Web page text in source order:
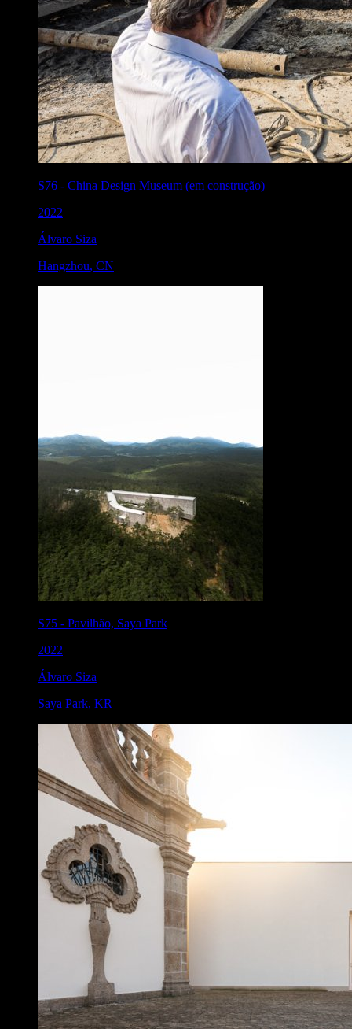
S76 - China Design Museum (em construção)
2022
Álvaro Siza
Hangzhou, CN
S75 - Pavilhão, Saya Park
2022
Álvaro Siza
Saya Park, KR